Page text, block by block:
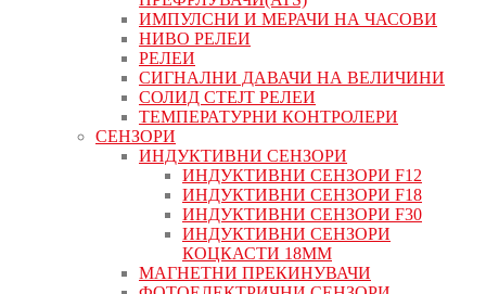
ИМПУЛСНИ И МЕРАЧИ НА ЧАСОВИ
НИВО РЕЛЕИ
РЕЛЕИ
СИГНАЛНИ ДАВАЧИ НА ВЕЛИЧИНИ
СОЛИД СТЕЈТ РЕЛЕИ
ТЕМПЕРАТУРНИ КОНТРОЛЕРИ
СЕНЗОРИ
ИНДУКТИВНИ СЕНЗОРИ
ИНДУКТИВНИ СЕНЗОРИ F12
ИНДУКТИВНИ СЕНЗОРИ F18
ИНДУКТИВНИ СЕНЗОРИ F30
ИНДУКТИВНИ СЕНЗОРИ
КОЦКАСТИ 18ММ
МАГНЕТНИ ПРЕКИНУВАЧИ